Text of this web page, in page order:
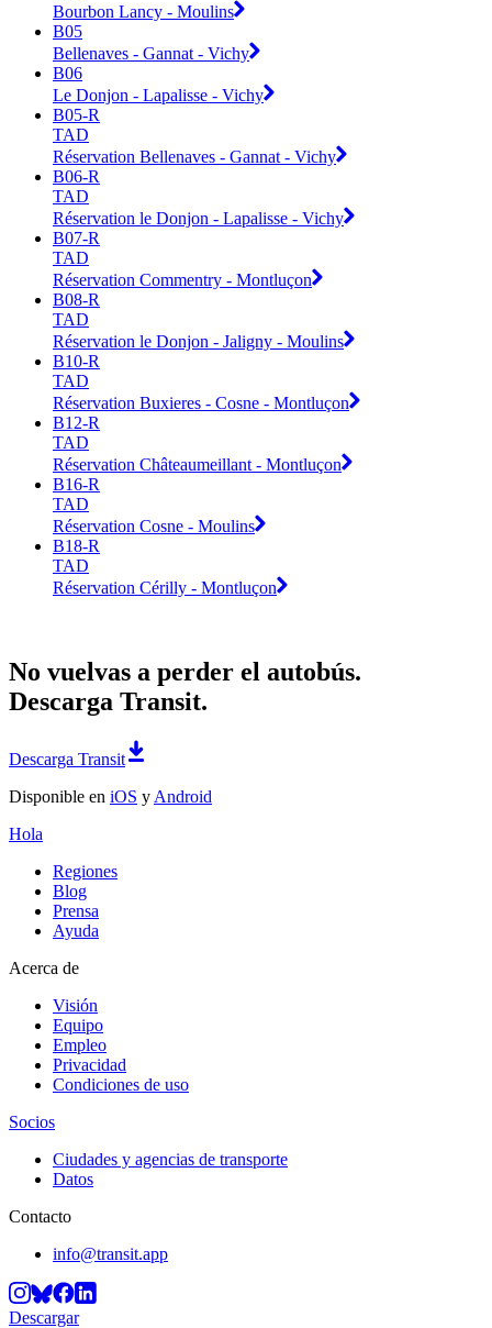
Bourbon Lancy - Moulins
B05
Bellenaves - Gannat - Vichy
B06
Le Donjon - Lapalisse - Vichy
B05-R
TAD
Réservation Bellenaves - Gannat - Vichy
B06-R
TAD
Réservation le Donjon - Lapalisse - Vichy
B07-R
TAD
Réservation Commentry - Montluçon
B08-R
TAD
Réservation le Donjon - Jaligny - Moulins
B10-R
TAD
Réservation Buxieres - Cosne - Montluçon
B12-R
TAD
Réservation Châteaumeillant - Montluçon
B16-R
TAD
Réservation Cosne - Moulins
B18-R
TAD
Réservation Cérilly - Montluçon
No vuelvas a perder el autobús.
Descarga Transit.
Descarga Transit
Disponible en iOS y Android
Hola
Regiones
Blog
Prensa
Ayuda
Acerca de
Visión
Equipo
Empleo
Privacidad
Condiciones de uso
Socios
Ciudades y agencias de transporte
Datos
Contacto
info@transit.app
Descargar